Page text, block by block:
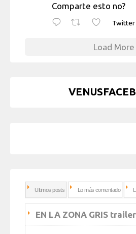
Comparte esto no?
Twitter
Load More
Ultimos posts Lo más comentado
EN LA ZONA GRIS trailer